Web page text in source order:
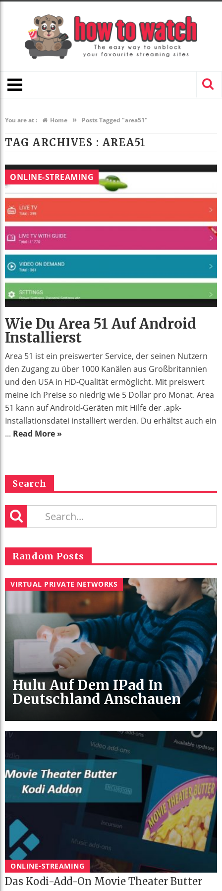
You are at : Home » Posts Tagged "area51"
TAG ARCHIVES : AREA51
ONLINE-STREAMING
Wie Du Area 51 Auf Android
Installierst
Area 51 ist ein preiswerter Service, der seinen Nutzern
den Zugang zu über 1000 Kanälen aus Großbritannien
und den USA in HD-Qualität ermöglicht. Mit preiswert
meine ich Preise so niedrig wie 5 Dollar pro Monat. Area
51 kann auf Android-Geräten mit Hilfe der .apk-
Installationsdatei installiert werden. Du erhältst auch ein
... Read More »
Search
Random Posts
VIRTUAL PRIVATE NETWORKS
Hulu Auf Dem IPad In
Deutschland Anschauen
ONLINE-STREAMING
Das Kodi-Add-On Movie Theater Butter